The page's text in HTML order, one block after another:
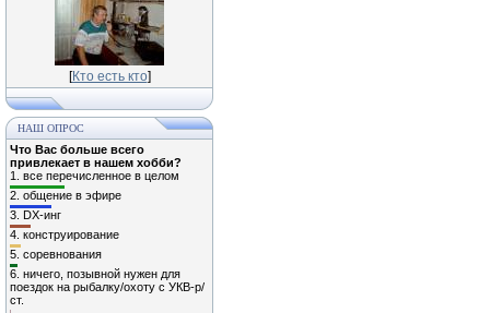
[Кто есть кто]
НАШ ОПРОС
Что Вас больше всего
привлекает в нашем хобби?
1. все перечисленное в целом
2. общение в эфире
3. DX-инг
4. конструирование
5. соревнования
6. ничего, позывной нужен для
поездок на рыбалку/охоту с УКВ-р/
ст.